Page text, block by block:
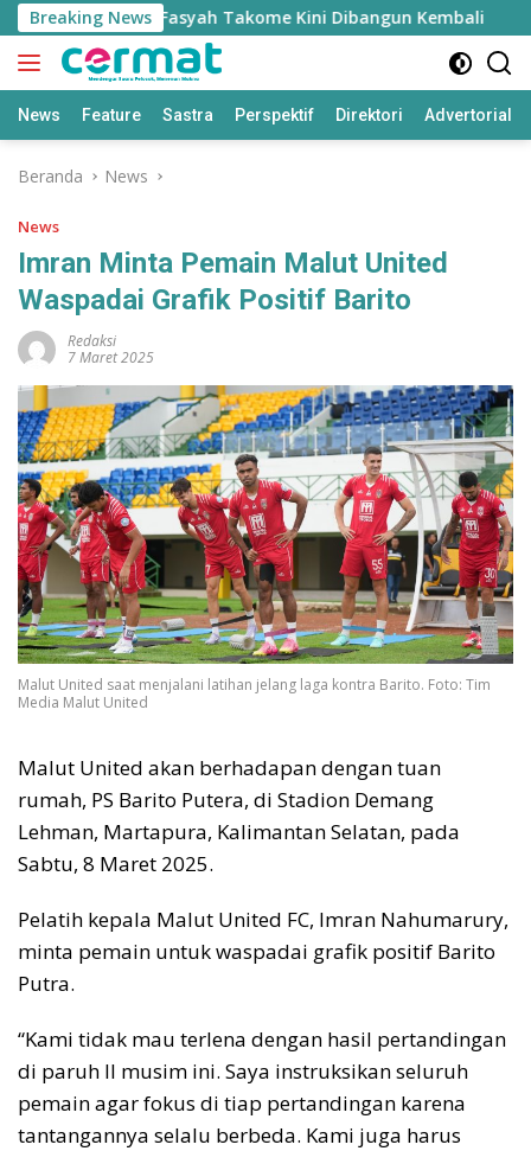
Langsung
ke
konten
Breaking News
Nurul Fasyah Takome Kini Dibangun Kembali
News Feature Sastra Perspektif Direktori Advertorial
Beranda News
News
Imran Minta Pemain Malut United
Waspadai Grafik Positif Barito
Redaksi
7 Maret 2025
Malut United saat menjalani latihan jelang laga kontra Barito. Foto: Tim
Media Malut United
Malut United akan berhadapan dengan tuan
rumah, PS Barito Putera, di Stadion Demang
Lehman, Martapura, Kalimantan Selatan, pada
Sabtu, 8 Maret 2025.
Pelatih kepala Malut United FC, Imran Nahumarury,
minta pemain untuk waspadai grafik positif Barito
Putra.
“Kami tidak mau terlena dengan hasil pertandingan
di paruh II musim ini. Saya instruksikan seluruh
pemain agar fokus di tiap pertandingan karena
tantangannya selalu berbeda. Kami juga harus